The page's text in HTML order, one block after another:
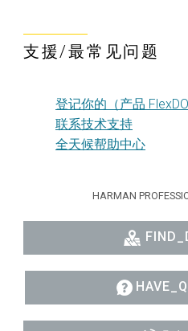
支援/最常见问题
登记你的（产品
联系技术支持
全天候帮助中心
HARMAN